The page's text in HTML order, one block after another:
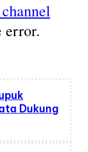
error.
Dukung